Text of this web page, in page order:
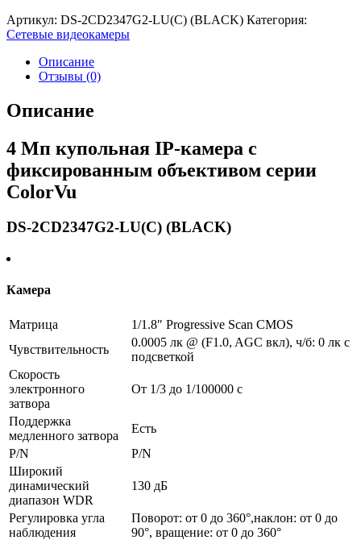
Артикул: DS-2CD2347G2-LU(C) (BLACK) Категория:
Сетевые видеокамеры
Описание
Отзывы (0)
Описание
4 Мп купольная IP-камера с
фиксированным объективом серии
ColorVu
DS-2CD2347G2-LU(C) (BLACK)
Камера
Матрица
1/1.8″ Progressive Scan CMOS
Чувствительность
0.0005 лк @ (F1.0, AGC вкл), ч/б: 0 лк с
подсветкой
Скорость
электронного
затвора
От 1/3 до 1/100000 с
Поддержка
медленного затвора
Есть
P/N
P/N
Широкий
динамический
диапазон WDR
130 дБ
Регулировка угла
наблюдения
Поворот: от 0 до 360°,наклон: от 0 до
90°, вращение: от 0 до 360°